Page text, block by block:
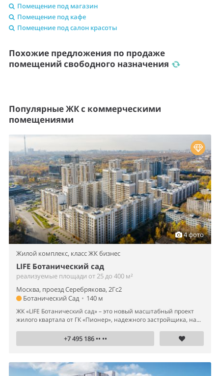
Помещение под магазин
Помещение под кафе
Помещение под салон красоты
Похожие предложения по продаже
помещений свободного назначения
Популярные ЖК с коммерческими
помещениями
4 фото
Жилой комплекс, класс ЖК бизнес
LIFE Ботанический сад
реализуемые площади от 25 до 400 м²
Москва, проезд Серебрякова, 2Гс2
Ботанический Сад • 140 м
ЖК «LIFE Ботанический сад» – это новый масштабный проект
жилого квартала от ГК «Пионер», надежного застройщика, на...
+7 495 186 •• ••